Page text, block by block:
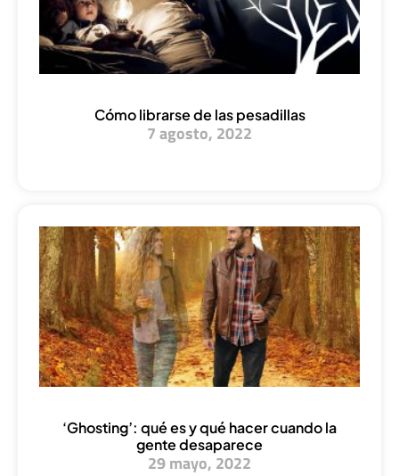
Cómo librarse de las pesadillas
7 agosto, 2022
‘Ghosting’: qué es y qué hacer cuando la
gente desaparece
29 mayo, 2022